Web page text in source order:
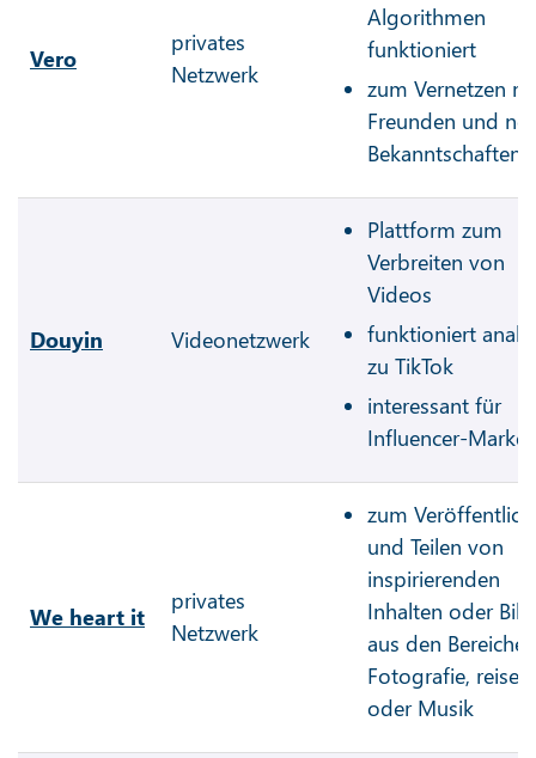
Vero
privates
Netzwerk
Algorithmen
funktioniert
zum Vernetzen
Freunden und
Bekanntschaften
Douyin Videonetzwerk
Plattform zum
Verbreiten von
Videos
funktioniert
zu TikTok
interessant für
Influencer-
We heart it
privates
Netzwerk
zum
und Teilen von
inspirierenden
Inhalten oder
aus den Bereichen
Fotografie, reisen
oder Musik